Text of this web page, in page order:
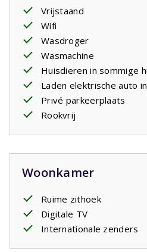
luxeinbouwapparatuur
terras
kunt u heerlijk zonnen
spelen. Diverse villa's hebben
omelektrische auto's
is kunt u dit als optioneel
een standaard stopcontact net
stopcontacten in het huis. U
verloopstekker mee te nemen.
Vrijstaand
Wifi
Wasdroger
Wasmachine
Huisdieren in sommige
Laden elektrische auto
Privé parkeerplaats
Rookvrij
Woonkamer
Ruime zithoek
Digitale TV
Internationale zenders